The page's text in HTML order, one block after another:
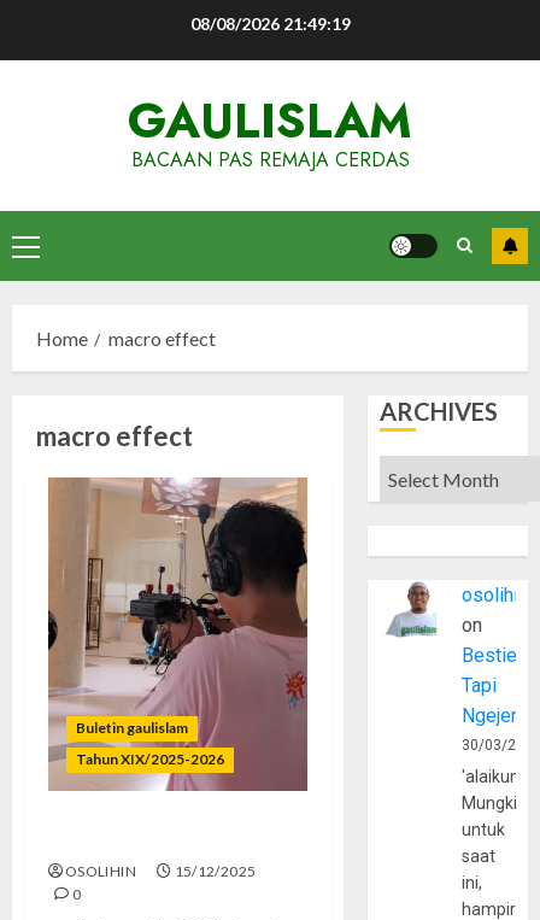
08/08/2026 21:49:19
GAULISLAM
BACAAN PAS REMAJA CERDAS
Primary
Menu
Home macro effect
macro effect
Buletin gaulislam
Tahun XIX/2025-2026
OSOLIHIN
15/12/2025
0
ARCHIVES
Archives
osolihin
on
Bestie
Tapi
30/03/
Mungkin
untuk
saat
ini,
hampir